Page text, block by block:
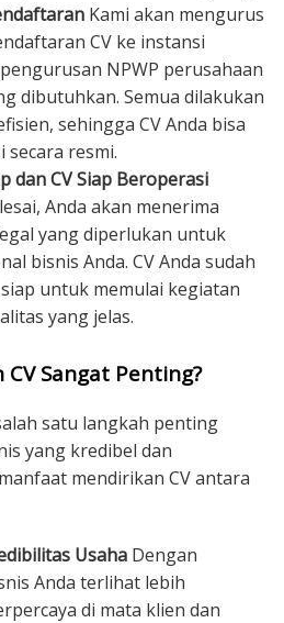
Kami akan mengurus
CV ke instansi
NPWP perusahaan
dibutuhkan. Semua dilakukan
sehingga CV Anda bisa
resmi.
dan CV Siap Beroperasi
Anda akan menerima
yang diperlukan untuk
bisnis Anda. CV Anda sudah
untuk memulai kegiatan
yang jelas.
Sangat Penting?
satu langkah penting
yang kredibel dan
mendirikan CV antara
Usaha Dengan
Anda terlihat lebih
di mata klien dan